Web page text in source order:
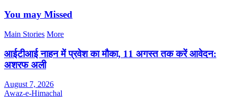
You may Missed
Main Stories More
आईटीआई नाहन में प्रवेश का मौका, 11 अगस्त तक करें आवेदन:
अशरफ अली
August 7, 2026
Awaz-e-Himachal